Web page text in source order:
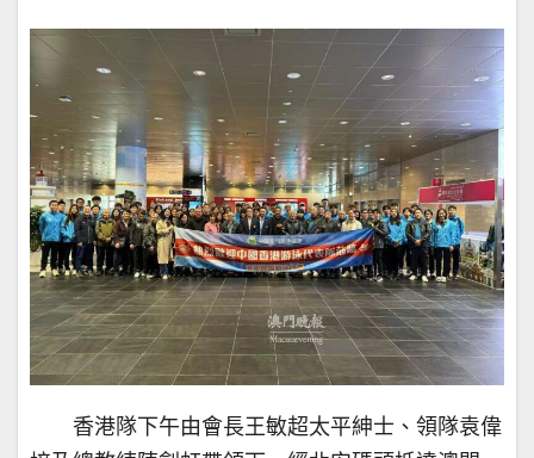
香港隊下午由會長王敏超太平紳士、領隊袁偉